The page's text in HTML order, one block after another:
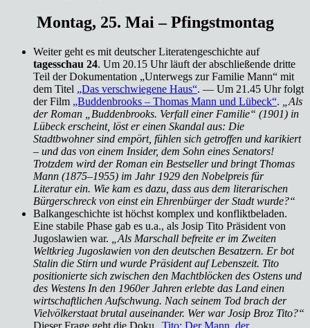
Montag, 25. Mai – Pfingstmontag
Weiter geht es mit deutscher Literatengeschichte auf
tagesschau 24. Um 20.15 Uhr läuft der abschließende dritte
Teil der Dokumentation „Unterwegs zur Familie Mann“ mit
dem Titel „Das verschwiegene Haus“. — Um 21.45 Uhr folgt
der Film „Buddenbrooks – Thomas Mann und Lübeck“.
„Als
der Roman „Buddenbrooks. Verfall einer Familie“ (1901) in
Lübeck erscheint, löst er einen Skandal aus: Die
Stadtbwohner sind empört, fühlen sich getroffen und karikiert
– und das von einem Insider, dem Sohn eines Senators!
Trotzdem wird der Roman ein Bestseller und bringt Thomas
Mann (1875–1955) im Jahr 1929 den Nobelpreis für
Literatur ein. Wie kam es dazu, dass aus dem literarischen
Bürgerschreck von einst ein Ehrenbürger der Stadt wurde?“
Balkangeschichte ist höchst komplex und konfliktbeladen.
Eine stabile Phase gab es u.a., als Josip Tito Präsident von
Jugoslawien war.
„Als Marschall befreite er im Zweiten
Weltkrieg Jugoslawien von den deutschen Besatzern. Er bot
Stalin die Stirn und wurde Präsident auf Lebenszeit. Tito
positionierte sich zwischen den Machtblöcken des Ostens und
des Westens In den 1960er Jahren erlebte das Land einen
wirtschaftlichen Aufschwung. Nach seinem Tod brach der
Vielvölkerstaat brutal auseinander. Wer war Josip Broz Tito?“
Dieser Frage geht die Doku „Tito: Der Mann, der